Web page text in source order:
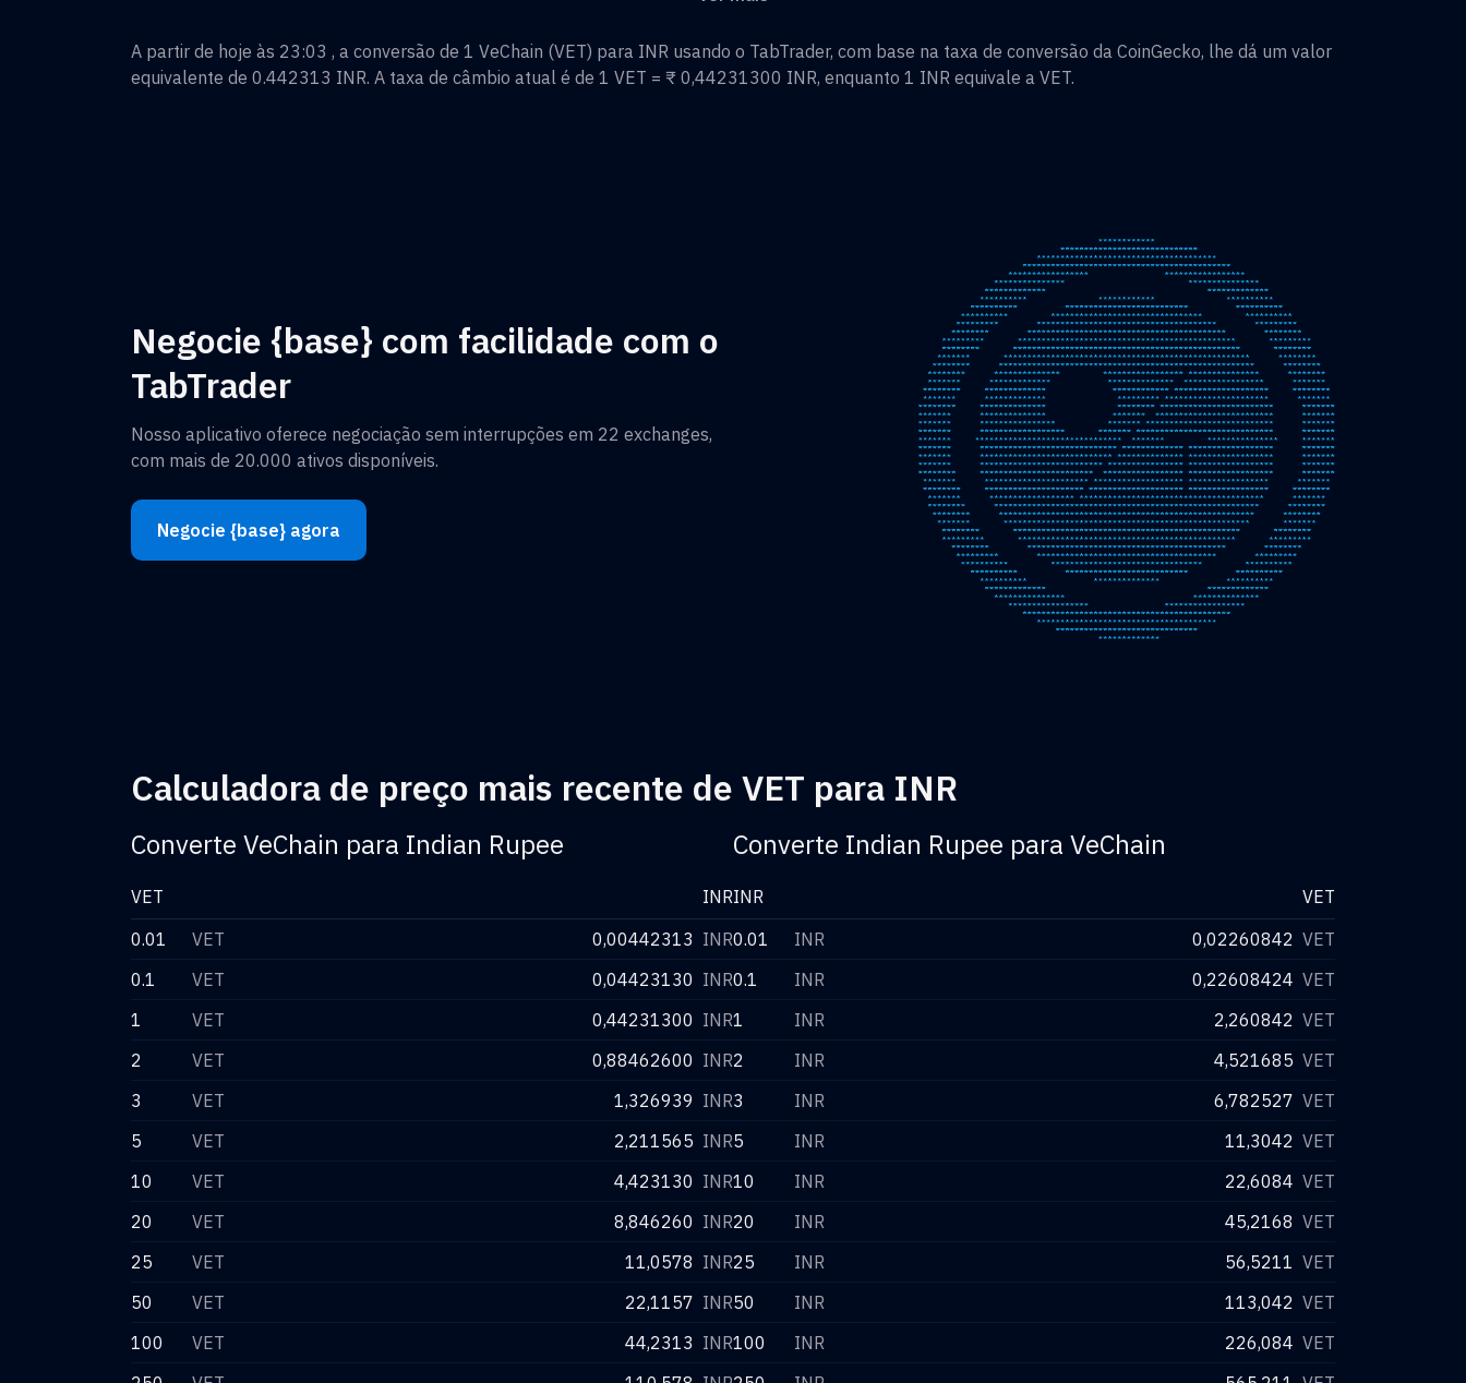
A partir de hoje às 23:03 , a conversão de 1 VeChain (VET) para INR usando o TabTrader, com base na taxa de conversão da CoinGecko, lhe dá um valor
equivalente de 0.442313 INR. A taxa de câmbio atual é de 1 VET = ₹ 0,44231300 INR, enquanto 1 INR equivale a VET.
Negocie {base} com facilidade com o
TabTrader
Nosso aplicativo oferece negociação sem interrupções em 22 exchanges,
com mais de 20.000 ativos disponíveis.
Negocie {base} agora
Calculadora de preço mais recente de VET para INR
Converte VeChain para Indian Rupee
VET
INR
0.01
VET 0,00442313 INR
0.1
VET 0,04423130 INR
1
VET 0,44231300 INR
2
VET 0,88462600 INR
3
VET 1,326939 INR
5
VET 2,211565 INR
10
VET 4,423130 INR
20
VET 8,846260 INR
25
VET 11,0578 INR
50
VET 22,1157 INR
100
VET 44,2313 INR
Converte Indian Rupee para VeChain
INR
VET
0.01
INR 0,02260842 VET
0.1
INR 0,22608424 VET
1
INR 2,260842 VET
2
INR 4,521685 VET
3
INR 6,782527 VET
5
INR 11,3042 VET
10
INR 22,6084 VET
20
INR 45,2168 VET
25
INR 56,5211 VET
50
INR 113,042 VET
100
INR 226,084 VET